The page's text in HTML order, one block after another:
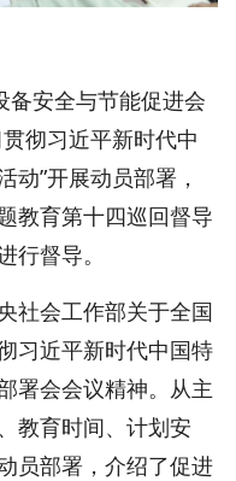
备安全与节能促进会
彻习近平新时代中
动”开展动员部署，
教育第十四巡回督导
行督导。
社会工作部关于全国
习近平新时代中国特
署会会议精神。从主
教育时间、计划安
员部署，介绍了促进